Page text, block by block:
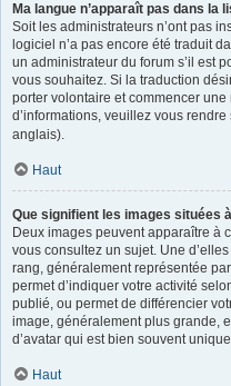
Ma langue n’apparaît pas dans la
Soit les administrateurs n’ont pas
logiciel n’a pas encore été traduit
un administrateur du forum s’il est
vous souhaitez. Si la traduction
porter volontaire et commencer
d’informations, veuillez vous rendre
anglais).
Haut
Que signifient les images situées
Deux images peuvent apparaître à
vous consultez un sujet. Une
rang, généralement représentée
permet d’indiquer votre activité
publié, ou permet de différencier
image, généralement plus grande,
d’avatar qui est bien souvent
Haut